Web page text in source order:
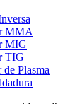
MMA
MIG
TIG
Plasma